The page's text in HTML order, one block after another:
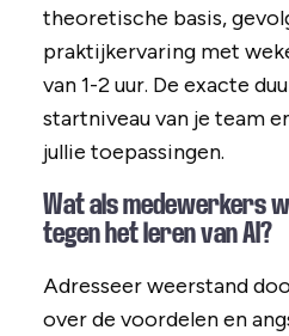
theoretische basis,
praktijkervaring met
van 1-2 uur. De exacte
startniveau van je team
jullie toepassingen.
Wat als medewerkers
tegen het leren van AI?
Adresseer weerstand
over de voordelen en